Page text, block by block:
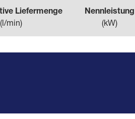
Liefermenge
(l/min)
Nennleistung
(kW)